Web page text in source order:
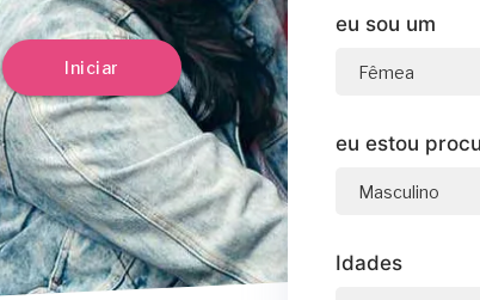
Iniciar
eu sou um
eu estou
Idades